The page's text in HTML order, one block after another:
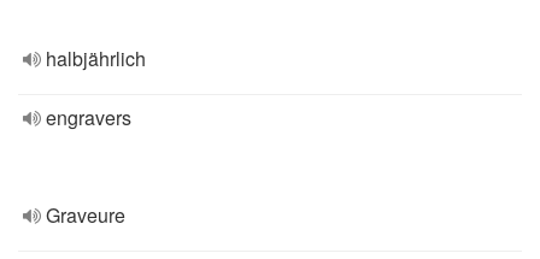
halbjährlich
engravers
Graveure